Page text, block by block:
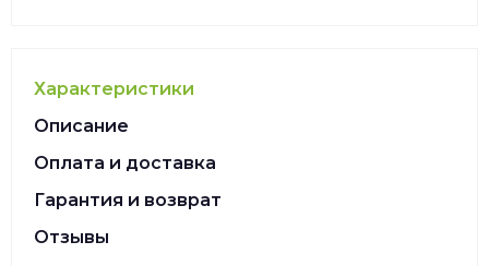
Характеристики
Описание
Оплата и доставка
Гарантия и возврат
Отзывы